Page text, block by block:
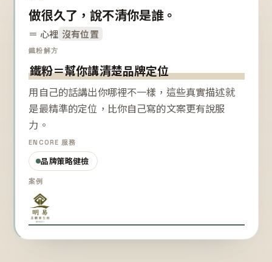
做很久了，說不清你是誰。
＝ 心裡 沒有位置
鐵粉解方
鐵粉＝幫你講清楚品牌定位
用自己的話講出你哪裡不一樣，這些真實描述就
是最精準的定位，比你自己寫的文案更有說服
力。
ENCORE 服務
品牌策略健檢
案例